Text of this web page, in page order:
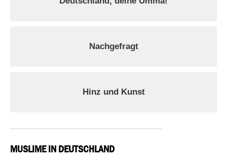
Nachgefragt
Hinz und Kunst
MUSLIME IN DEUTSCHLAND